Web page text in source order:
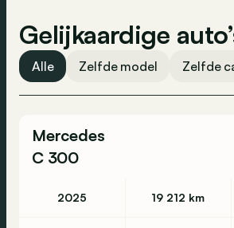
Gelijkaardige
Alle Zelfde model Zelfde
Mercedes
C 300
2025 19 212 km